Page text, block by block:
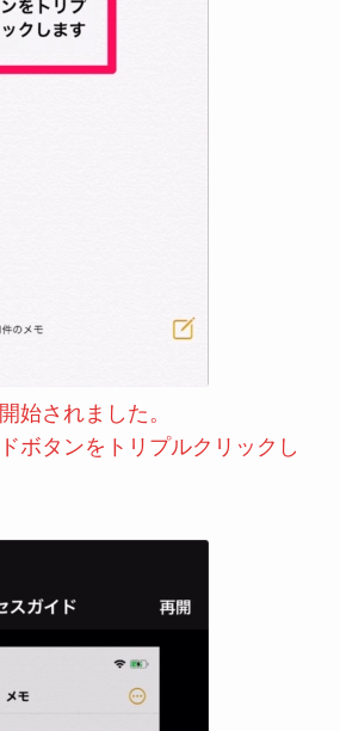
始されました。
ボタンをトリプルクリックし